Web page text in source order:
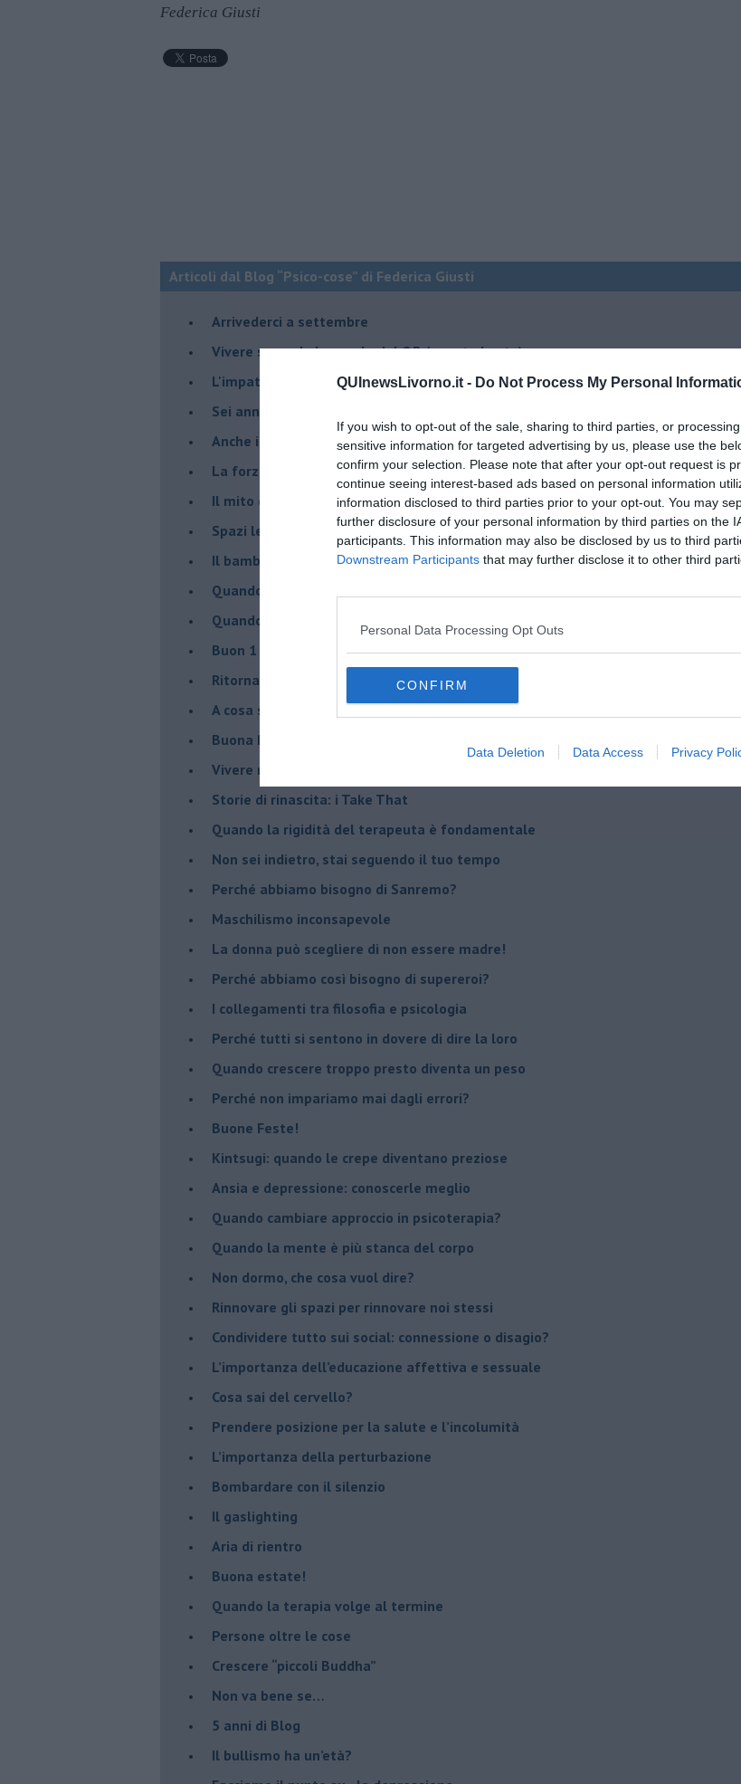
QUInewsLivorno.it - Do Not Process My Personal
If you wish to opt-out of the sale, sharing to third parties, or
sensitive information for targeted advertising by us, please use the
confirm your selection. Please note that after your opt-out request is
continue seeing interest-based ads based on personal information
information disclosed to third parties prior to your opt-out. You may
further disclosure of your personal information by third parties on the
participants. This information may also be disclosed by us to third
Downstream Participants that may further disclose it to other third
Personal Data Processing Opt Outs
CONFIRM
Data Deletion Data Access Privacy
Federica Giusti
Articoli dal Blog “Psico-cose” di Federica Giusti
​Arrivederci a settembre
​Vivere secondo la regola del QB (quanto basta)
​L'impatto delle alte temperature sull’umore
Sei anni di Psico-Cose
​Anche il terapeuta “sente”
​La forza silenziosa dell'impegno
​Il mito della madre leonessa
Spazi leggeri per tempi complessi
Il bambino, il marshmallow e il tempo
​Quando cambia il nome di una sindrome
​Quando il terapeuta torna a casa
​Buon 1 Maggio!
Ritornare indietro di vent’anni
​A cosa serve davvero la psicoterapia
​Buona Pasqua e … buona rinascita!
​Vivere nell’incertezza
​Storie di rinascita: i Take That
​Quando la rigidità del terapeuta è fondamentale
​Non sei indietro, stai seguendo il tuo tempo
​Perché abbiamo bisogno di Sanremo?
​Maschilismo inconsapevole
​La donna può scegliere di non essere madre!
​Perché abbiamo così bisogno di supereroi?
​I collegamenti tra filosofia e psicologia
​Perché tutti si sentono in dovere di dire la loro
​Quando crescere troppo presto diventa un peso
​Perché non impariamo mai dagli errori?
​Buone Feste!
​Kintsugi: quando le crepe diventano preziose
Ansia e depressione: conoscerle meglio
Quando cambiare approccio in psicoterapia?
​Quando la mente è più stanca del corpo
Non dormo, che cosa vuol dire?
​Rinnovare gli spazi per rinnovare noi stessi
​Condividere tutto sui social: connessione o disagio?
​L’importanza dell’educazione affettiva e sessuale
​Cosa sai del cervello?
Prendere posizione per la salute e l’incolumità
L’importanza della perturbazione
​Bombardare con il silenzio
Il gaslighting
Aria di rientro
Buona estate!
​Quando la terapia volge al termine
​Persone oltre le cose
​Crescere “piccoli Buddha”
Non va bene se…
​5 anni di Blog
​Il bullismo ha un’età?